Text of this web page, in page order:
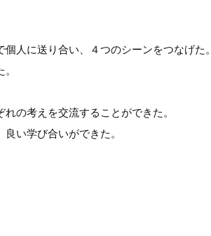
人に送り合い、４つのシーンをつなげた。
の考えを交流することができた。
い学び合いができた。